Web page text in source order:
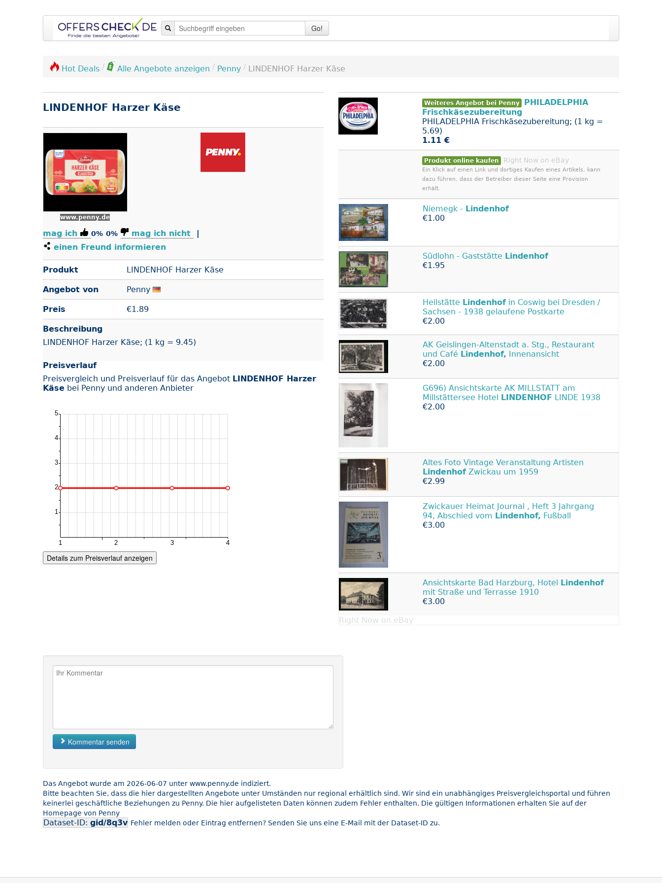
Go!
Hot Deals / Alle Angebote anzeigen / Penny / LINDENHOF Harzer Käse
LINDENHOF Harzer Käse
www.penny.de
mag ich 0% 0% mag ich nicht
einen Freund informieren
Produkt LINDENHOF Harzer Käse
Angebot von Penny
Preis €1.89
Beschreibung
LINDENHOF Harzer Käse; (1 kg = 9.45)
Preisverlauf
Preisvergleich und Preisverlauf für das Angebot LINDENHOF Harzer
Käse bei Penny und anderen Anbieter
Details zum Preisverlauf anzeigen
Weiteres Angebot bei Penny
PHILADELPHIA
Frischkäsezubereitung
PHILADELPHIA Frischkäsezubereitung; (1 kg =
5.69)
1.11 €
Produkt online kaufen Right Now on eBay
Ein Klick auf einen Link und dortiges Kaufen eines Artikels, kann
dazu führen, dass der Betreiber dieser Seite eine Provision
erhält.
Niemegk - Lindenhof
€1.00
Südlohn - Gaststätte Lindenhof
€1.95
Heilstätte Lindenhofin Coswig bei Dresden /
Sachsen - 1938 gelaufene Postkarte
€2.00
AK Geislingen-Altenstadt a. Stg., Restaurant
und Café Lindenhof, Innenansicht
€2.00
G696) Ansichtskarte AK MILLSTATT am
Millstättersee Hotel LINDENHOF LINDE 1938
€2.00
Altes Foto Vintage Veranstaltung Artisten
LindenhofZwickau um 1959
€2.99
Zwickauer Heimat Journal , Heft 3 Jahrgang
94, Abschied vom Lindenhof, Fußball
€3.00
Ansichtskarte Bad Harzburg, Hotel Lindenhof
mit Straße und Terrasse 1910
€3.00
Right Now on eBay
Kommentar senden
Das Angebot wurde am 2026-06-07 unter www.penny.de indiziert.
Bitte beachten Sie, dass die hier dargestellten Angebote unter Umständen nur regional erhältlich sind. Wir sind ein unabhängiges Preisvergleichsportal und führen
keinerlei geschäftliche Beziehungen zu Penny. Die hier aufgelisteten Daten können zudem Fehler enthalten. Die gültigen Informationen erhalten Sie auf der
Homepage von Penny
Dataset-ID: gid/8q3v Fehler melden oder Eintrag entfernen? Senden Sie uns eine E-Mail mit der Dataset-ID zu.